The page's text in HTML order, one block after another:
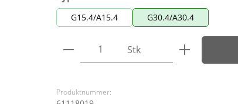
G15.4/A15.4 G30.4/A30.4
Produkt Anzahl: Gib den
Stk
Produktnummer: